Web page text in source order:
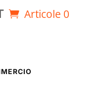
Articole 0